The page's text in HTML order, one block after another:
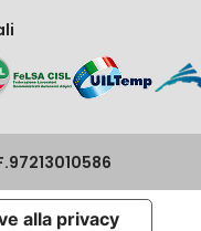
alla privacy